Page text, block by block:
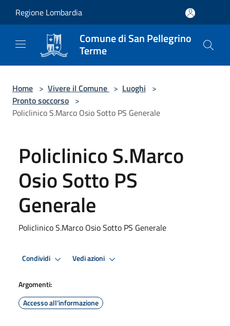
Regione Lombardia
Comune di San Pellegrino
Terme
Home > Vivere il Comune > Luoghi >
Pronto soccorso >
Policlinico S.Marco Osio Sotto PS Generale
Policlinico S.Marco
Osio Sotto PS
Generale
Policlinico S.Marco Osio Sotto PS Generale
Condividi Vedi azioni
Argomenti:
Accesso all'informazione